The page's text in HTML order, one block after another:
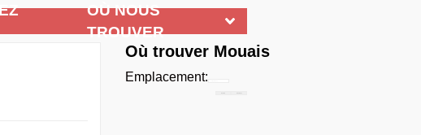
OÙ NOUS
TROUVER
Où trouver Mouais
Emplacement: